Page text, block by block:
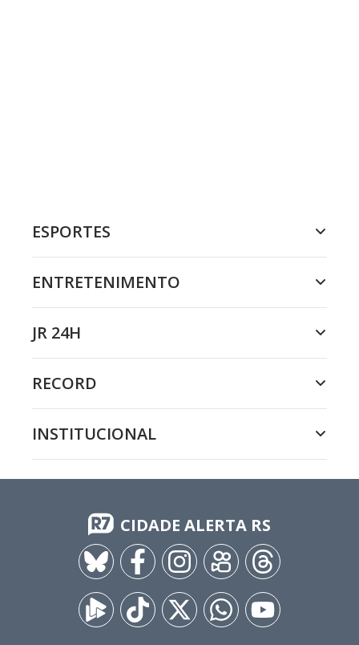
ESPORTES
ENTRETENIMENTO
JR 24H
RECORD
INSTITUCIONAL
CIDADE ALERTA RS